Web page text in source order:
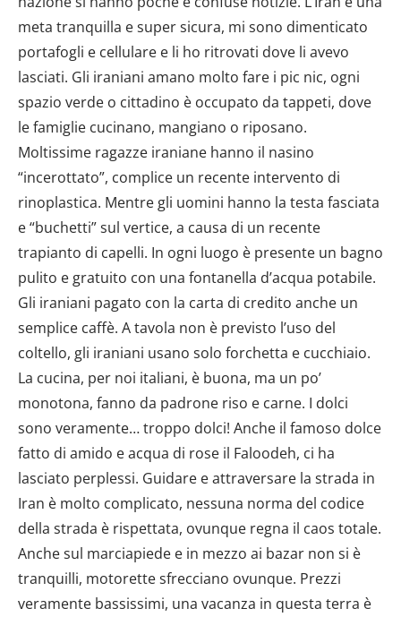
meta tranquilla e super sicura, mi sono dimenticato
portafogli e cellulare e li ho ritrovati dove li avevo
lasciati. Gli iraniani amano molto fare i pic nic, ogni
spazio verde o cittadino è occupato da tappeti, dove
le famiglie cucinano, mangiano o riposano.
Moltissime ragazze iraniane hanno il nasino
“incerottato”, complice un recente intervento di
rinoplastica. Mentre gli uomini hanno la testa fasciata
e “buchetti” sul vertice, a causa di un recente
trapianto di capelli. In ogni luogo è presente un bagno
pulito e gratuito con una fontanella d’acqua potabile.
Gli iraniani pagato con la carta di credito anche un
semplice caffè. A tavola non è previsto l’uso del
coltello, gli iraniani usano solo forchetta e cucchiaio.
La cucina, per noi italiani, è buona, ma un po’
monotona, fanno da padrone riso e carne. I dolci
sono veramente… troppo dolci! Anche il famoso dolce
fatto di amido e acqua di rose il Faloodeh, ci ha
lasciato perplessi. Guidare e attraversare la strada in
Iran è molto complicato, nessuna norma del codice
della strada è rispettata, ovunque regna il caos totale.
Anche sul marciapiede e in mezzo ai bazar non si è
tranquilli, motorette sfrecciano ovunque. Prezzi
veramente bassissimi, una vacanza in questa terra è